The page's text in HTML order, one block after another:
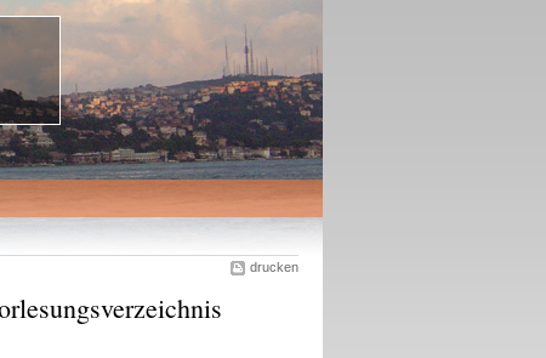
drucken